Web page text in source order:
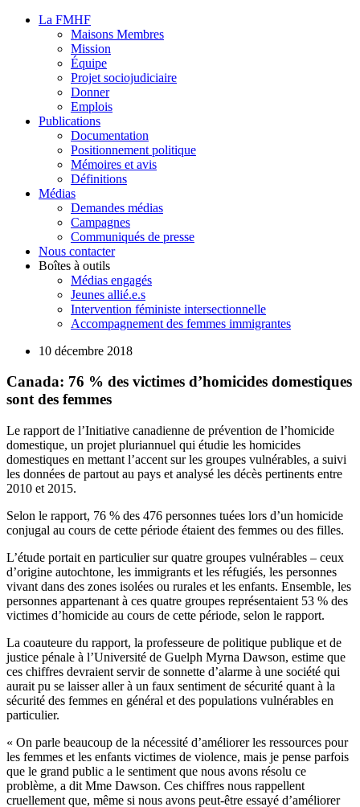
La FMHF
Maisons Membres
Mission
Équipe
Projet sociojudiciaire
Donner
Emplois
Publications
Documentation
Positionnement politique
Mémoires et avis
Définitions
Médias
Demandes médias
Campagnes
Communiqués de presse
Nous contacter
Boîtes à outils
Médias engagés
Jeunes allié.e.s
Intervention féministe intersectionnelle
Accompagnement des femmes immigrantes
10 décembre 2018
Canada: 76 % des victimes d’homicides domestiques
sont des femmes
Le rapport de l’Initiative canadienne de prévention de l’homicide
domestique, un projet pluriannuel qui étudie les homicides
domestiques en mettant l’accent sur les groupes vulnérables, a suivi
les données de partout au pays et analysé les décès pertinents entre
2010 et 2015.
Selon le rapport, 76 % des 476 personnes tuées lors d’un homicide
conjugal au cours de cette période étaient des femmes ou des filles.
L’étude portait en particulier sur quatre groupes vulnérables – ceux
d’origine autochtone, les immigrants et les réfugiés, les personnes
vivant dans des zones isolées ou rurales et les enfants. Ensemble, les
personnes appartenant à ces quatre groupes représentaient 53 % des
victimes d’homicide au cours de cette période, selon le rapport.
La coauteure du rapport, la professeure de politique publique et de
justice pénale à l’Université de Guelph Myrna Dawson, estime que
ces chiffres devraient servir de sonnette d’alarme à une société qui
aurait pu se laisser aller à un faux sentiment de sécurité quant à la
sécurité des femmes en général et des populations vulnérables en
particulier.
« On parle beaucoup de la nécessité d’améliorer les ressources pour
les femmes et les enfants victimes de violence, mais je pense parfois
que le grand public a le sentiment que nous avons résolu ce
problème, a dit Mme Dawson. Ces chiffres nous rappellent
cruellement que, même si nous avons peut-être essayé d’améliorer